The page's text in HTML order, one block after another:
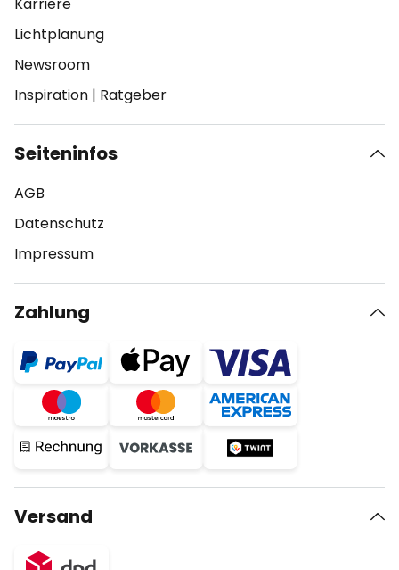
Lichtplanung
Newsroom
Inspiration | Ratgeber
Seiteninfos
AGB
Datenschutz
Impressum
Zahlung
Versand